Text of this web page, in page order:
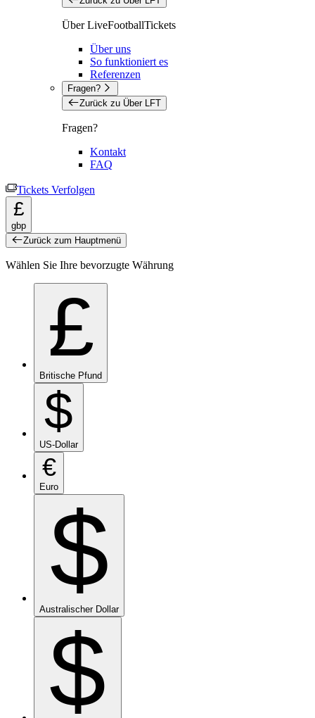
Über LiveFootballTickets
Über uns
So funktioniert es
Referenzen
Fragen?
Zurück zu Über LFT
Fragen?
Kontakt
FAQ
Tickets Verfolgen
£
gbp
Zurück zum Hauptmenü
Wählen Sie Ihre bevorzugte Währung
£
Britische Pfund
$
US-Dollar
€
Euro
$
Australischer Dollar
$